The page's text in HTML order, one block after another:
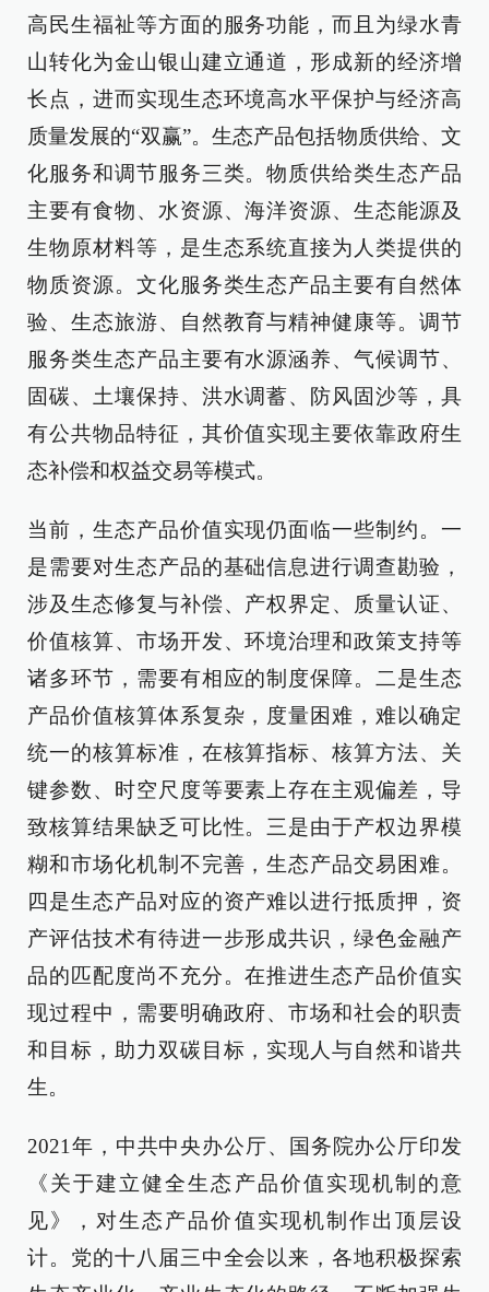
高民生福祉等方面的服务功能，而且为绿水青
山转化为金山银山建立通道，形成新的经济增
长点，进而实现生态环境高水平保护与经济高
质量发展的“双赢”。生态产品包括物质供给、文
化服务和调节服务三类。物质供给类生态产品
主要有食物、水资源、海洋资源、生态能源及
生物原材料等，是生态系统直接为人类提供的
物质资源。文化服务类生态产品主要有自然体
验、生态旅游、自然教育与精神健康等。调节
服务类生态产品主要有水源涵养、气候调节、
固碳、土壤保持、洪水调蓄、防风固沙等，具
有公共物品特征，其价值实现主要依靠政府生
态补偿和权益交易等模式。
当前，生态产品价值实现仍面临一些制约。一
是需要对生态产品的基础信息进行调查勘验，
涉及生态修复与补偿、产权界定、质量认证、
价值核算、市场开发、环境治理和政策支持等
诸多环节，需要有相应的制度保障。二是生态
产品价值核算体系复杂，度量困难，难以确定
统一的核算标准，在核算指标、核算方法、关
键参数、时空尺度等要素上存在主观偏差，导
致核算结果缺乏可比性。三是由于产权边界模
糊和市场化机制不完善，生态产品交易困难。
四是生态产品对应的资产难以进行抵质押，资
产评估技术有待进一步形成共识，绿色金融产
品的匹配度尚不充分。在推进生态产品价值实
现过程中，需要明确政府、市场和社会的职责
和目标，助力双碳目标，实现人与自然和谐共
生。
2021年，中共中央办公厅、国务院办公厅印发
《关于建立健全生态产品价值实现机制的意
见》，对生态产品价值实现机制作出顶层设
计。党的十八届三中全会以来，各地积极探索